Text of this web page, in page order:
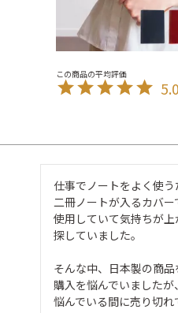
仕事でノートをよく使う
二冊ノートが入るカバー
使用していて気持ちが
探していました。
そんな中、日本製の商品
購入を悩んでいましたが
悩んでいる間に売り切れ